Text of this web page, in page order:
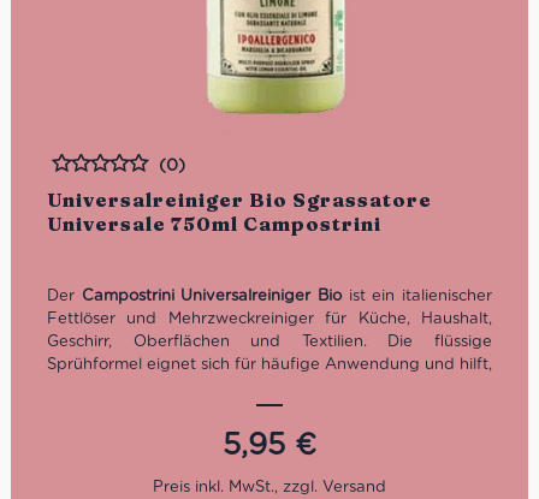
Universalreiniger Bio Sgrassatore
Universale 750ml Campostrini
Bewertet
(0)
Der Campostrini Universalreiniger Bioist ein italienischer
Fettlöser und Mehrzweckreiniger für Küche, Haushalt,
Geschirr, Oberflächen und Textilien. Die flüssige
Sprühformel eignet sich für häufige Anwendung und hilft,
Arbeitsflächen, Dunstabzugshauben, Grill, Tellern,
Kochgeschirr und weiteren Oberflächen zu entfernen.
Praktisch im 750-ml-Format – ideal für alle, die
italienische Haushaltswaren und eine schnelle, vielseitige
5,95 €